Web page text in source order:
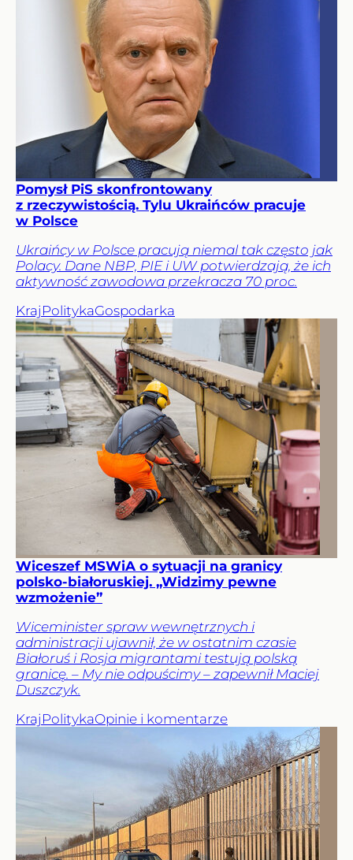
Pomysł PiS skonfrontowany
z rzeczywistością. Tylu Ukraińców pracuje
w Polsce
Ukraińcy w Polsce pracują niemal tak często jak
Polacy. Dane NBP, PIE i UW potwierdzają, że ich
aktywność zawodowa przekracza 70 proc.
Kraj PolitykaGospodarka
Wiceszef MSWiA o sytuacji na granicy
polsko-białoruskiej. „Widzimy pewne
wzmożenie”
Wiceminister spraw wewnętrznych i
administracji ujawnił, że w ostatnim czasie
Białoruś i Rosja migrantami testują polską
granicę. – My nie odpuścimy – zapewnił Maciej
Duszczyk.
Kraj PolitykaOpinie i komentarze